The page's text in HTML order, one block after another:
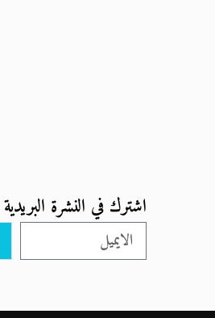
اشترك في النشرة البريدية